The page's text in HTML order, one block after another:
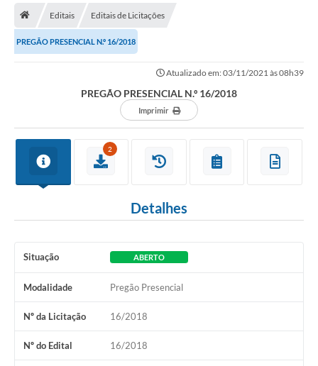
A Nossa Cidade
LEIS MUNICIPAIS
Diário Oficial
Serviços Online
Contas Públicas
SIC
HISTÓRICO - ADM
Relação de Cargos e Salários
Editais Editais de Licitações
PREGÃO PRESENCIAL N.º 16/2018
Atualizado em: 03/11/2021 às 08h39
PREGÃO PRESENCIAL N.º 16/2018
Imprimir
2
Detalhes
Situação ABERTO
Modalidade Pregão Presencial
Nº da Licitação 16/2018
Nº do Edital 16/2018